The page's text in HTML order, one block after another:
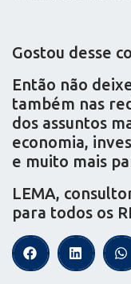
Gostou desse
Então não
também nas
dos assuntos
economia,
e muito mais
LEMA,
para todos os